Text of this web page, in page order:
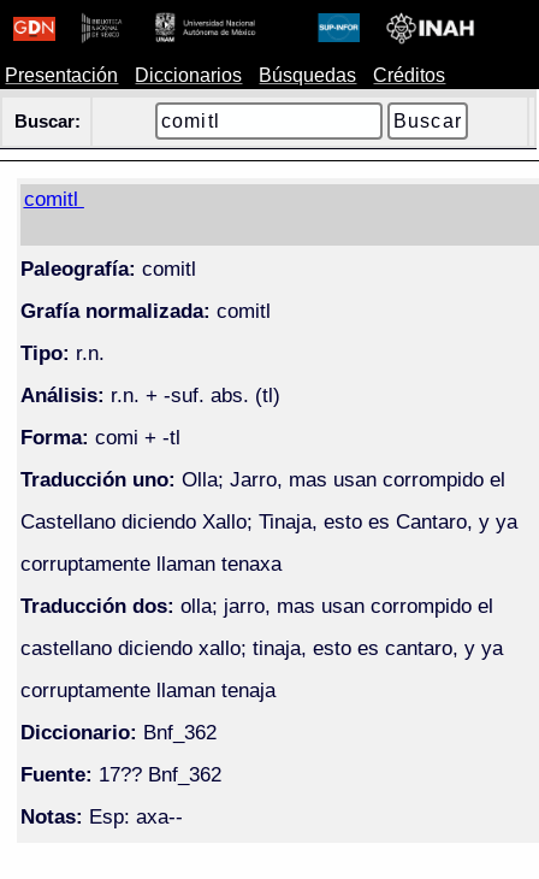
Presentación Diccionarios Búsquedas Créditos
Buscar:
comitl
Paleografía: comitl
Grafía normalizada: comitl
Tipo: r.n.
Análisis: r.n. + -suf. abs. (tl)
Forma: comi + -tl
Traducción uno: Olla; Jarro, mas usan corrompido el
Castellano diciendo Xallo; Tinaja, esto es Cantaro, y ya
corruptamente llaman tenaxa
Traducción dos: olla; jarro, mas usan corrompido el
castellano diciendo xallo; tinaja, esto es cantaro, y ya
corruptamente llaman tenaja
Diccionario: Bnf_362
Fuente: 17?? Bnf_362
Notas: Esp: axa--